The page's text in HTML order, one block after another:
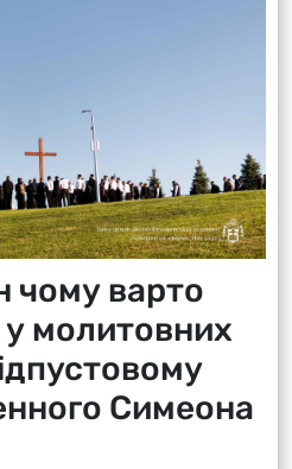
чому варто
у молитовних
Симеона